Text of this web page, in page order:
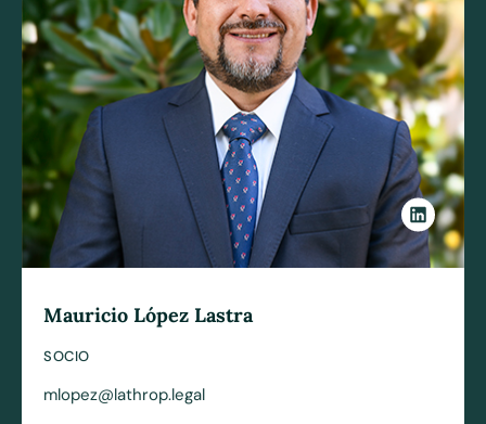
Mauricio López Lastra
SOCIO
mlopez@lathrop.legal